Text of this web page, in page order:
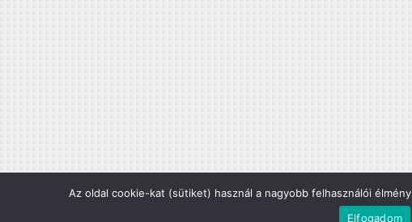
Az oldal cookie-kat (sütiket) használ a nagyobb felhasználói
Elfogadom